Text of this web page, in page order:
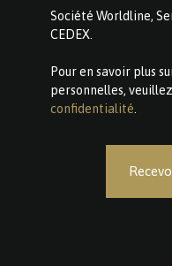
Société Worldline,
CEDEX.
Pour en savoir plus
personnelles,
confidentialité